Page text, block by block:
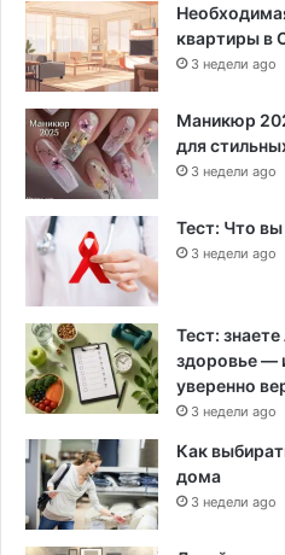
квартиры в
3 недели ago
Маникюр
для
3 недели ago
Тест: Что
3 недели ago
Тест:
здоровье —
уверенно
3 недели ago
Как
дома
3 недели ago